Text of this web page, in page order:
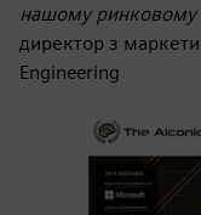
нашому ринковому
директор з
Engineering